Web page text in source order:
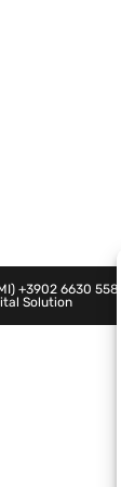
+3902 6630 5580
Solution